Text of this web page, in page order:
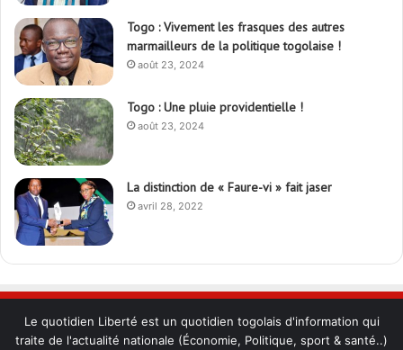
Togo : Vivement les frasques des autres
marmailleurs de la politique togolaise !
août 23, 2024
Togo : Une pluie providentielle !
août 23, 2024
La distinction de « Faure-vi » fait jaser
avril 28, 2022
Le quotidien Liberté est un quotidien togolais d'information qui
traite de l'actualité nationale (Économie, Politique, sport & santé..)